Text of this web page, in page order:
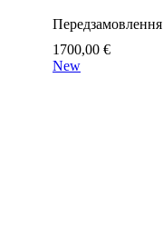
Передзамовлення
1700,00 €
New